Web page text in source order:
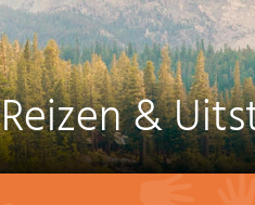
Reizen &